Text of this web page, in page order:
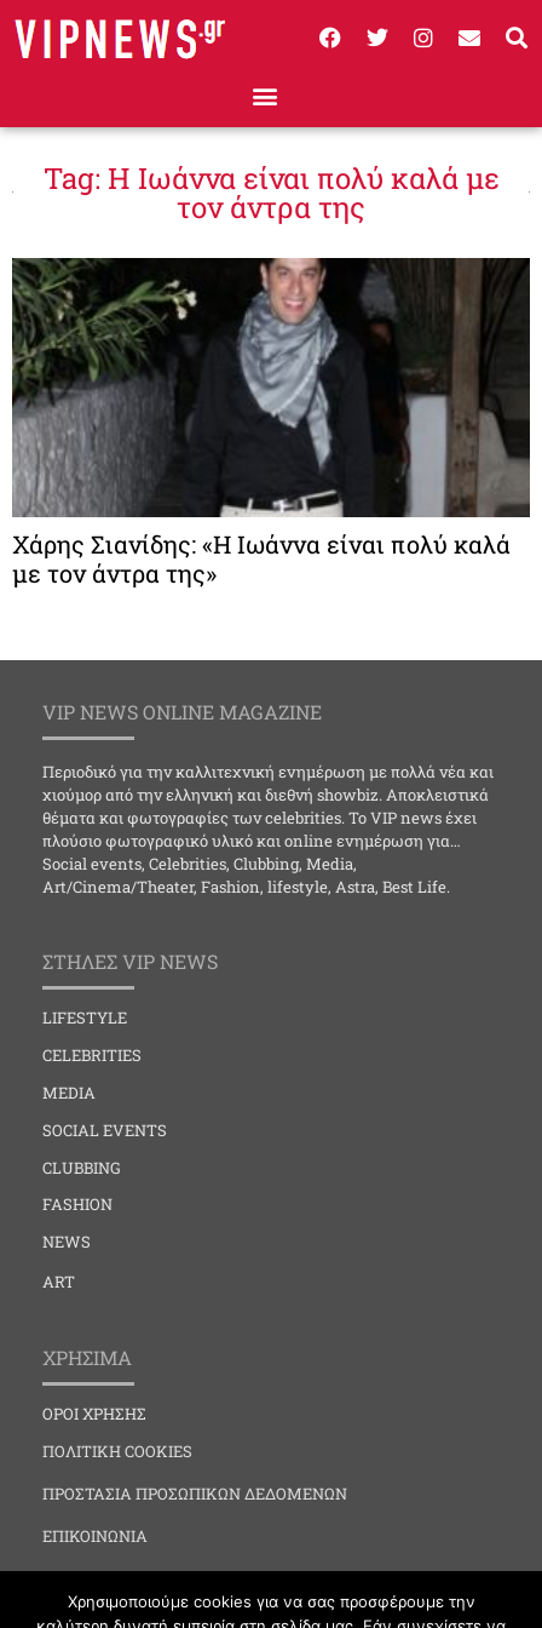
Tag: Η Ιωάννα είναι πολύ καλά με
τον άντρα της
Χάρης Σιανίδης: «Η Ιωάννα είναι πολύ καλά
με τον άντρα της»
VIP NEWS ONLINE MAGAZINE
Περιοδικό για την καλλιτεχνική ενημέρωση με πολλά νέα και
χιούμορ από την ελληνική και διεθνή showbiz. Αποκλειστικά
θέματα και φωτογραφίες των celebrities. Το VIP news έχει
πλούσιο φωτογραφικό υλικό και online ενημέρωση για…
Social events, Celebrities, Clubbing, Media,
Art/Cinema/Theater, Fashion, lifestyle, Astra, Best Life.
ΣΤΗΛΕΣ VIP NEWS
LIFESTYLE
CELEBRITIES
MEDIA
SOCIAL EVENTS
CLUBBING
FASHION
NEWS
ART
ΧΡΗΣΙΜΑ
ΟΡΟΙ ΧΡΗΣΗΣ
ΠΟΛΙΤΙΚΗ COOKIES
ΠΡΟΣΤΑΣΙΑ ΠΡΟΣΩΠΙΚΩΝ ΔΕΔΟΜΕΝΩΝ
ΕΠΙΚΟΙΝΩΝΙΑ
Χρησιμοποιούμε cookies για να σας προσφέρουμε την